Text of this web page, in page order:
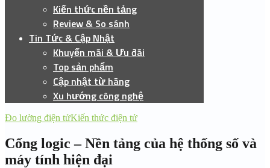
Kiến thức nền tảng
Review & So sánh
Tin Tức & Cập Nhật
Khuyến mãi & Ưu đãi
Top sản phẩm
Cập nhật từ hãng
Xu hướng công nghệ
Đo lường điện tửKiến thức điện tử
Cổng logic – Nền tảng của hệ thống số và
máy tính hiện đại